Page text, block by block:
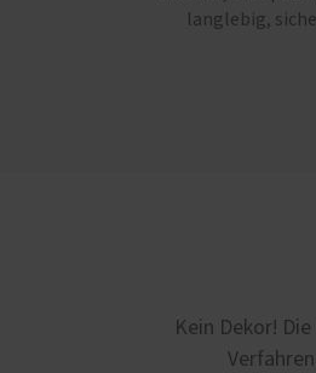
langlebig,
Kein Dekor!